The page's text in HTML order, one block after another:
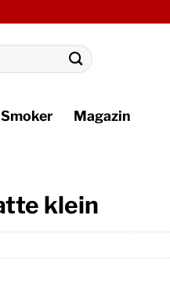
Smoker Magazin
klein